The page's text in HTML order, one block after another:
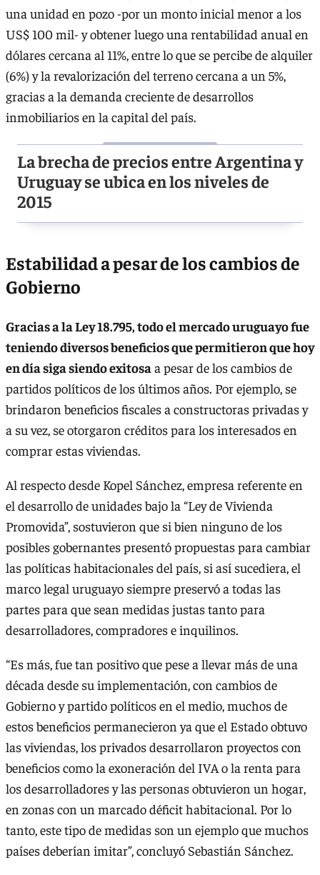
una unidad en pozo -por un monto inicial menor a los
US$ 100 mil- y obtener luego una rentabilidad anual en
dólares cercana al 11%, entre lo que se percibe de alquiler
(6%) y la revalorización del terreno cercana a un 5%,
gracias a la demanda creciente de desarrollos
inmobiliarios en la capital del país.
La brecha de precios entre Argentina y
Uruguay se ubica en los niveles de
2015
Estabilidad a pesar de los cambios de
Gobierno
Gracias a la Ley 18.795, todo el mercado uruguayo fue
teniendo diversos beneficios que permitieron que hoy
en día siga siendo exitosaa pesar de los cambios de
partidos políticos de los últimos años. Por ejemplo, se
brindaron beneficios fiscales a constructoras privadas y
a su vez, se otorgaron créditos para los interesados en
comprar estas viviendas.
Al respecto desde Kopel Sánchez, empresa referente en
el desarrollo de unidades bajo la “Ley de Vivienda
Promovida”, sostuvieron que si bien ninguno de los
posibles gobernantes presentó propuestas para cambiar
las políticas habitacionales del país, si así sucediera, el
marco legal uruguayo siempre preservó a todas las
partes para que sean medidas justas tanto para
desarrolladores, compradores e inquilinos.
“Es más, fue tan positivo que pese a llevar más de una
década desde su implementación, con cambios de
Gobierno y partido políticos en el medio, muchos de
estos beneficios permanecieron ya que el Estado obtuvo
las viviendas, los privados desarrollaron proyectos con
beneficios como la exoneración del IVA o la renta para
los desarrolladores y las personas obtuvieron un hogar,
en zonas con un marcado déficit habitacional. Por lo
tanto, este tipo de medidas son un ejemplo que muchos
países deberían imitar”, concluyó Sebastián Sánchez.